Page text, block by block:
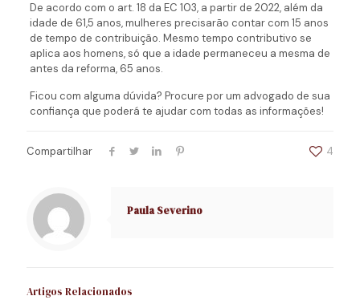
De acordo com o art. 18 da EC 103, a partir de 2022, além da
idade de 61,5 anos, mulheres precisarão contar com 15 anos
de tempo de contribuição. Mesmo tempo contributivo se
aplica aos homens, só que a idade permaneceu a mesma de
antes da reforma, 65 anos.
Ficou com alguma dúvida? Procure por um advogado de sua
confiança que poderá te ajudar com todas as informações!
Compartilhar 4
Paula Severino
Artigos Relacionados